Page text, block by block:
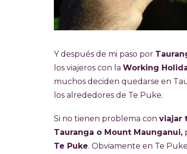
Y después de mi paso por
los viajeros con la Working
muchos deciden quedarse en
los alrededores de Te Puke.
Si no tienen problema con viajar
Tauranga o Mount Maunganui,
Te Puke. Obviamente en Te